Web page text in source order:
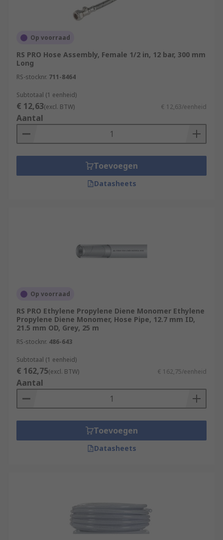
Op voorraad
RS PRO Hose Assembly, Female 1/2 in, 12 bar, 300 mm
Long
RS-stocknr. 711-8464
Subtotaal (1 eenheid)
€ 12,63(excl. BTW) € 12,63/eenheid
Aantal
Toevoegen
Datasheets
Op voorraad
RS PRO Ethylene Propylene Diene Monomer Ethylene
Propylene Diene Monomer, Hose Pipe, 12.7 mm ID,
21.5 mm OD, Grey, 25 m
RS-stocknr. 486-643
Subtotaal (1 eenheid)
€ 162,75(excl. BTW) € 162,75/eenheid
Aantal
Toevoegen
Datasheets